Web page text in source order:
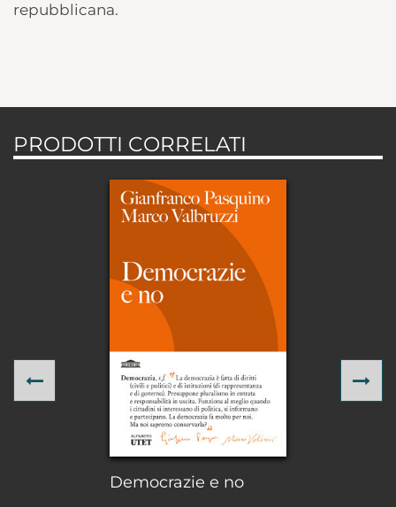
repubblicana.
PRODOTTI CORRELATI
Democrazie e no
Previous